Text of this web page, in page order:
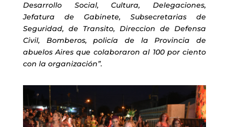
Desarrollo Social, Cultura, Delegaciones,
Jefatura de Gabinete, Subsecretarias de
Seguridad, de Transito, Direccion de Defensa
Civil, Bomberos, policía de la Provincia de
abuelos Aires que colaboraron al 100 por ciento
con la organización”.